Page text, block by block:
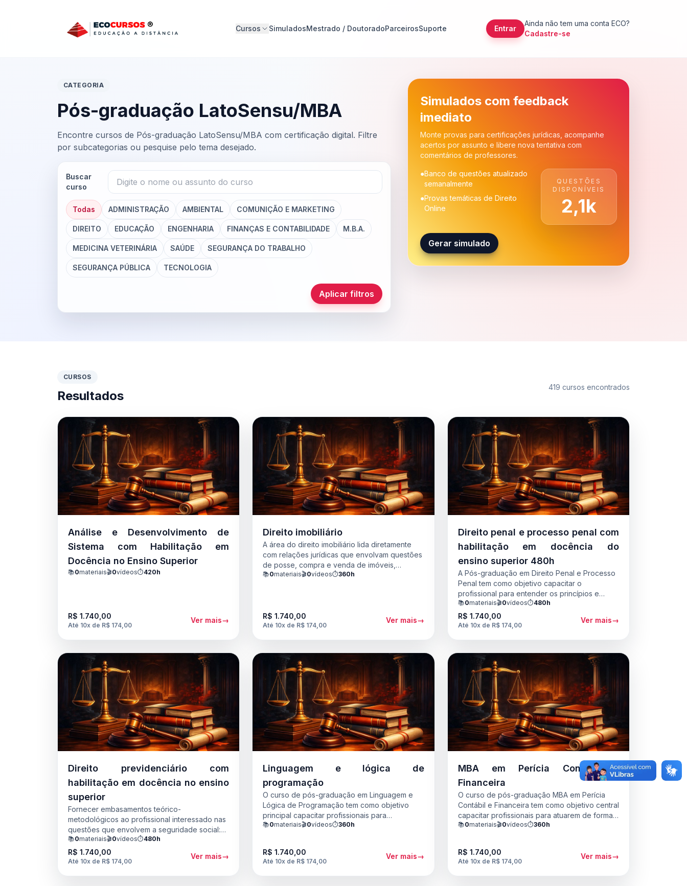
Cursos
PÓS-GRADUAÇÃO
SimuladosMestrado / DoutoradoParceirosSuporte Entrar
Ainda não tem uma conta ECO?
Cadastre-se
CATEGORIA
Pós-graduação LatoSensu/MBA
Encontre cursos de Pós-graduação LatoSensu/MBA com certificação digital. Filtre
por subcategorias ou pesquise pelo tema desejado.
Buscar
curso
Todas ADMINISTRAÇÃO AMBIENTAL COMUNIÇÃO E MARKETING
DIREITO EDUCAÇÃO ENGENHARIA FINANÇAS E CONTABILIDADE M.B.A.
MEDICINA VETERINÁRIA SAÚDE SEGURANÇA DO TRABALHO
SEGURANÇA PÚBLICA TECNOLOGIA
Aplicar filtros
Simulados com feedback
imediato
Monte provas para certificações jurídicas, acompanhe
acertos por assunto e libere nova tentativa com
comentários de professores.
●Banco de questões atualizado
semanalmente
●Provas temáticas de Direito
Online
QUESTÕES
DISPONÍVEIS
2,1k
Gerar simulado
CURSOS
Resultados
419 cursos encontrados
Análise e Desenvolvimento de
Sistema com Habilitação em
Docência no Ensino Superior
📚0materiais🎬0vídeos⏱️420h
R$ 1.740,00
Até 10x de R$ 174,00
Ver mais→
Direito imobiliário
A área do direito imobiliário lida diretamente
com relações jurídicas que envolvam questões
de posse, compra e venda de imóveis,
doações, sucessão de bens, trocas e
📚0materiais🎬0vídeos⏱️360h
R$ 1.740,00
Até 10x de R$ 174,00
Ver mais→
Direito penal e processo penal com
habilitação em docência do
ensino superior 480h
A Pós-graduação em Direito Penal e Processo
Penal tem como objetivo capacitar o
profissional para entender os princípios e
bases do Direito Penal e Processual Penal,
afim de qualificá-lo para atuar na esfera
pública e privada , além de organizações que
educação superior através da
instrumentalização dos docentes com
metodologias, práticas, recursos didáticos e
pedagógicos atualizados.
📚0materiais🎬0vídeos⏱️480h
R$ 1.740,00
Até 10x de R$ 174,00
Ver mais→
Direito previdenciário com
habilitação em docência no ensino
superior
Fornecer embasamentos teórico-
metodológicos ao profissional interessado nas
questões que envolvem a seguridade social:
regulação do mercado previdenciário, os
regimes previdenciários, previdência
complementar, modelo de financiamento da
📚0materiais🎬0vídeos⏱️480h
R$ 1.740,00
Até 10x de R$ 174,00
Ver mais→
Linguagem e lógica de
programação
O curso de pós-graduação em Linguagem e
Lógica de Programação tem como objetivo
principal capacitar profissionais para
compreenderem e aplicarem conceitos
se proporcionar conhecimentos aprofundados
sobre algoritmos, estruturas de dados, e
desenvolvimento de software eficiente.
📚0materiais🎬0vídeos⏱️360h
R$ 1.740,00
Até 10x de R$ 174,00
Ver mais→
MBA em Perícia Contábil e
Financeira
O curso de pós-graduação MBA em Perícia
Contábil e Financeira tem como objetivo central
capacitar profissionais para atuarem de forma
especializada na área de perícia, tanto contábil
de documentos contábeis e financeiros, além
de preparar os participantes para atuarem
como peritos em processos judiciais e
📚0materiais🎬0vídeos⏱️360h
R$ 1.740,00
Até 10x de R$ 174,00
Ver mais→